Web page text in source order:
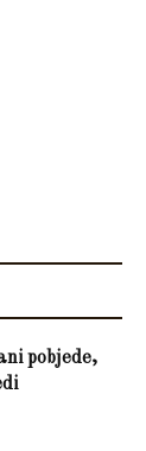
pobjede,